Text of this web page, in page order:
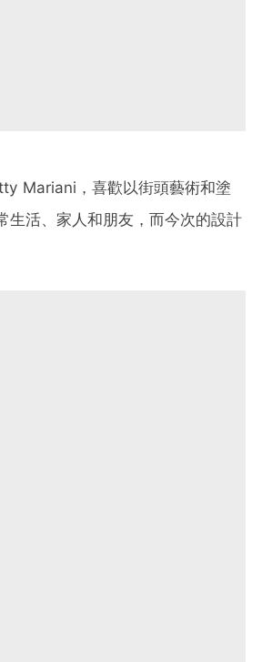
Mariani ，喜歡以街頭藝術和塗
生活、家人和朋友，而今次的設計